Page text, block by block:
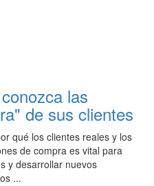
las
de sus clientes
qué los clientes reales y los
de compra es vital para
y desarrollar nuevos
...